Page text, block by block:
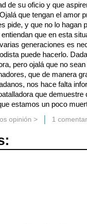
de su oficio y que
que tengan el amor
pide, y que no lo hagan
que en esta
generaciones es
puede hacerlo.
pero ojalá que no
que de manera
nos hace falta
que
estamos un poco
opinión > 1